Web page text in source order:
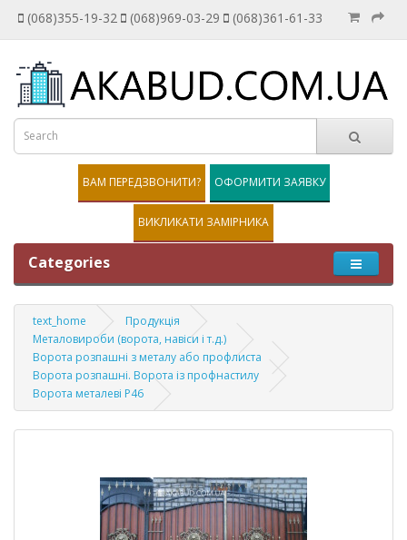
(068)355-19-32 (068)969-03-29 (068)361-61-33
ВАМ ПЕРЕДЗВОНИТИ? ОФОРМИТИ ЗАЯВКУ
ВИКЛИКАТИ ЗАМІРНИКА
Categories
text_home
Продукція
Металовироби (ворота, навіси і т.д.)
Ворота розпашні з металу або профлиста
Ворота розпашні. Ворота із профнастилу
Ворота металеві P46